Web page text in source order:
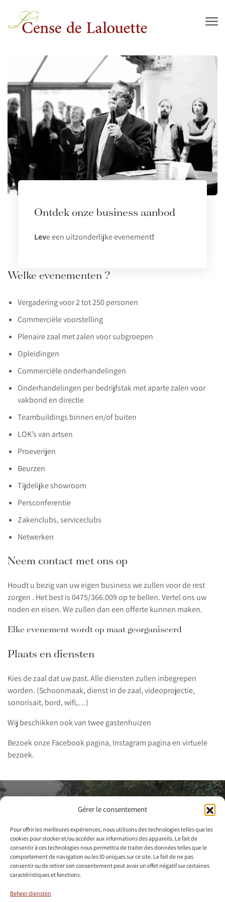
Gérer le consentement
Pour offrir les meilleures expériences, nous utilisons des technologies telles que les
cookies pour stocker et/ou accéder aux informations des appareils. Le fait de
consentir à ces technologies nous permettra de traiter des données telles que le
comportement de navigation ou les ID uniques sur ce site. Le fait de ne pas
consentir ou de retirer son consentement peut avoir un effet négatif sur certaines
caractéristiques et fonctions.
Beheer diensten
Ontdek onze business aanbod
Leve een uitzonderlijke evenement!
Welke evenementen ?
Vergadering voor 2 tot 250 personen
Commerciële voorstelling
Plenaire zaal met zalen voor subgroepen
Opleidingen
Commerciële onderhandelingen
Onderhandelingen per bedrijfstak met aparte zalen voor
vakbond en directie
Teambuildings binnen en/of buiten
LOK’s van artsen
Proeverijen
Beurzen
Tijdelijke showroom
Persconferentie
Zakenclubs, serviceclubs
Netwerken
Neem contact met ons op
Houdt u bezig van uw eigen business we zullen voor de rest
zorgen . Het best is 0475/366.009 op te bellen. Vertel ons uw
noden en eisen. We zullen dan een offerte kunnen maken.
Elke evenement wordt op maat georganiseerd
Plaats en diensten
Kies de zaal dat uw past. Alle diensten zullen inbegrepen
worden. (Schoonmaak, dienst in de zaal, videoprojectie,
sonorisait, bord, wifi,…)
Wij beschikken ook van twee gastenhuizen
Bezoek onze Facebook pagina, Instagram pagina en virtuele
bezoek.
een bezoek regelen
Contact opnemen
+32 475/36.60.09